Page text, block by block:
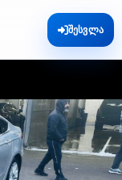
შესვლა